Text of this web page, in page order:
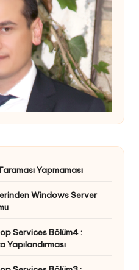
Yapmaması
Windows Server
Services Bölüm4 :